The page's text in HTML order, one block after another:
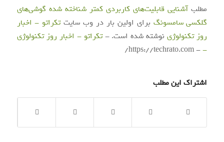
مطلبآشنایی قابلیت‌های کاربردی کمتر شناخته شده گوشی‌های
گلکسی سامسونگ برای اولین بار در وب سایتتکراتو - اخبار
روز تکنولوژینوشته شده است. -تکراتو - اخبار روز تکنولوژی
-
- https://techrato.com/
اشتراک این مطلب